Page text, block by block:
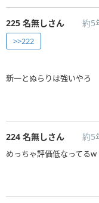
225 名無しさん 約5
>>222
新一とぬらりは強いやろ
224 名無しさん 約5
めっちゃ評価低なってる‪w